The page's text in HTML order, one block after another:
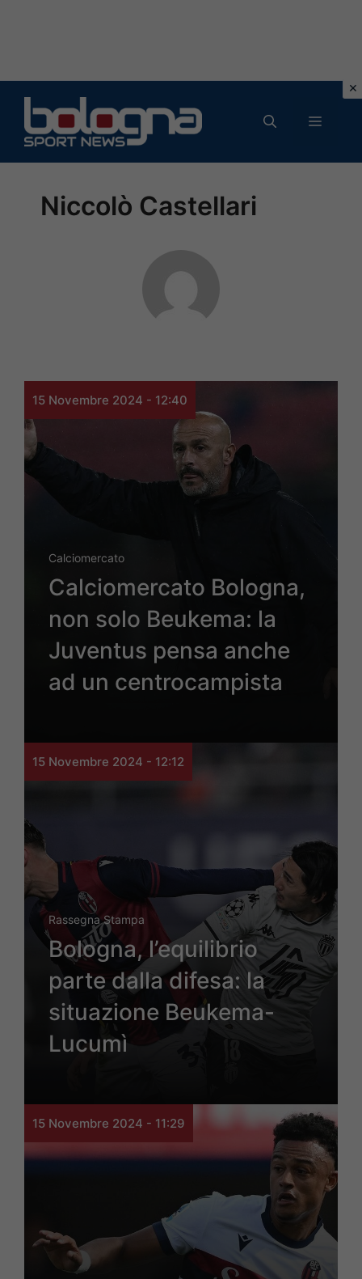
contenuto
MENU
Niccolò Castellari
15 Novembre 2024 - 12:40
Calciomercato
Calciomercato Bologna,
non solo Beukema: la
Juventus pensa anche
ad un centrocampista
15 Novembre 2024 - 12:12
Rassegna Stampa
Bologna, l’equilibrio
parte dalla difesa: la
situazione Beukema-
Lucumì
15 Novembre 2024 - 11:29